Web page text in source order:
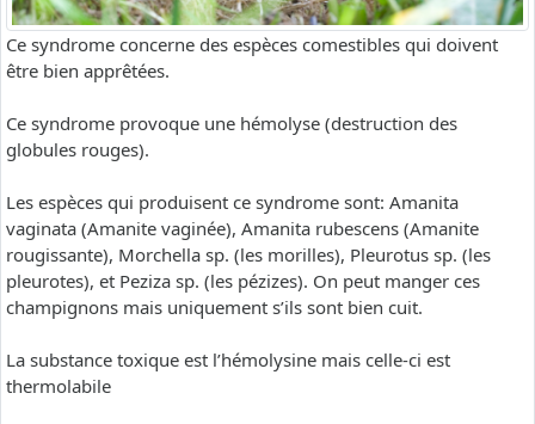
Ce syndrome concerne des espèces comestibles qui doivent
être bien apprêtées.
Ce syndrome provoque une hémolyse (destruction des
globules rouges).
Les espèces qui produisent ce syndrome sont: Amanita
vaginata (Amanite vaginée), Amanita rubescens (Amanite
rougissante), Morchella sp. (les morilles), Pleurotus sp. (les
pleurotes), et Peziza sp. (les pézizes). On peut manger ces
champignons mais uniquement s’ils sont bien cuit.
La substance toxique est l’hémolysine mais celle-ci est
thermolabile